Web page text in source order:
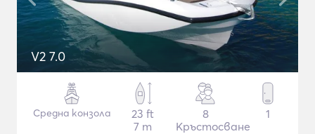
V2 7.0
Средна конзола
23 ft
7 m
8
Кръстосване
1